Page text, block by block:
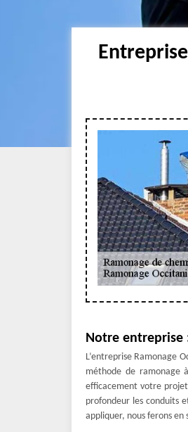
Notre entreprise
L’entreprise Ramonage
méthode de ramonage
efficacement votre
profondeur les conduits
appliquer, nous ferons